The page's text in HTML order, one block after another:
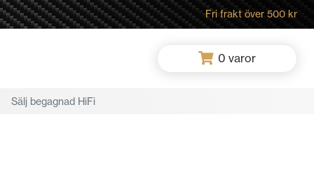
Fri frakt över 500 kr
0 varor
Sälj begagnad HiFi